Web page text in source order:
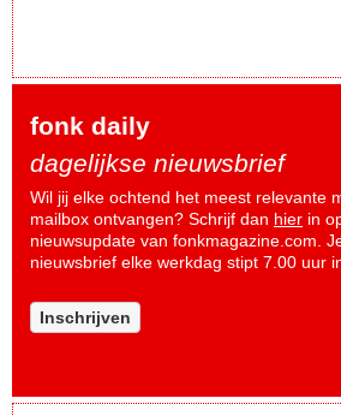
fonk daily
dagelijkse nieuwsbrief
Wil jij elke ochtend het meest relevante
mailbox ontvangen? Schrijf dan hier in
nieuwsupdate van fonkmagazine.com.
nieuwsbrief elke werkdag stipt 7.00 uur
Inschrijven